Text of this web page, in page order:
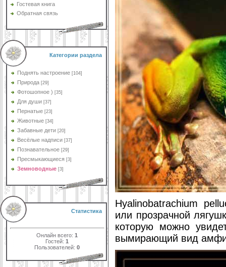
Гостевая книга
Обратная связь
Категории раздела
Поднять настроение [104]
Природа [29]
Фотошопное ) [35]
Для души [37]
Пернатые [23]
Животные [34]
Забавные дети [20]
Весёлые надписи [37]
Познавательное [29]
Пресмыкающиеся [3]
Земноводные [3]
Статистика
Онлайн всего:1
Гостей:1
Пользователей:0
Hyalinobatrachium
или прозрачной
которую можно
вымирающий вид